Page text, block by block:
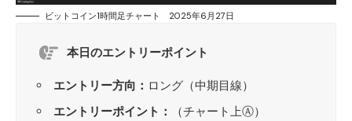
ビットコイン1時間足チャート 2025年6月27日
本日のエントリーポイント
エントリー方向： ロング（中期目線）
エントリーポイント：
（チャート上Ⓐ）